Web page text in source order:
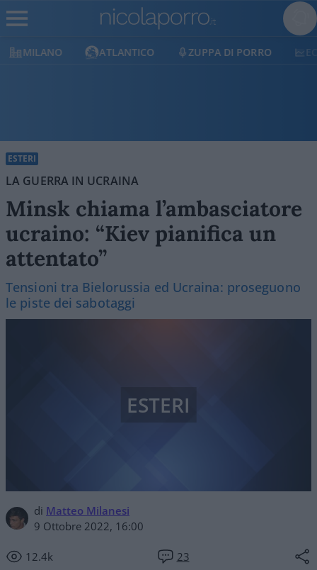
MILANO ATLANTICO ZUPPA DI PORRO
ESTERI
LA GUERRA IN UCRAINA
Minsk chiama l’ambasciatore
ucraino: “Kiev pianifica un
attentato”
Tensioni tra Bielorussia ed Ucraina: proseguono
le piste dei sabotaggi
di Matteo Milanesi
9 Ottobre 2022, 16:00
12.4k 23
ESTERI